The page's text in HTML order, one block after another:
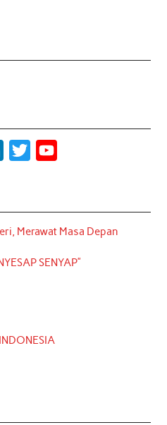
k
e
d
t
t
e
T
u
b
Merawat Masa Depan
SENYAP”